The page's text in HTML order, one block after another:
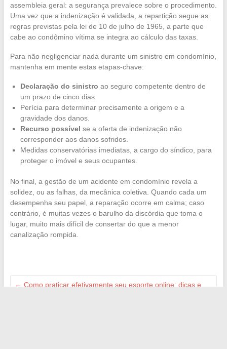
assembleia geral: a segurança prevalece sobre o procedimento.
Uma vez que a indenização é validada, a repartição segue as
regras previstas pela lei de 10 de julho de 1965, a parte que
cabe ao condômino vítima se integra ao cálculo das taxas.
Para não negligenciar nada durante um sinistro em condomínio,
mantenha em mente estas etapas-chave:
Declaração do sinistro ao seguro competente dentro de
um prazo de cinco dias.
Perícia para determinar precisamente a origem e a
gravidade dos danos.
Recurso possível se a oferta de indenização não
corresponder aos danos sofridos.
Medidas conservatórias imediatas, a cargo do síndico, para
proteger o imóvel e seus ocupantes.
No final, a gestão de um acidente em condomínio revela a
solidez, ou as falhas, da mecânica coletiva. Quando cada um
desempenha seu papel, a reparação ocorre em calma; caso
contrário, é muitas vezes o barulho da discórdia que toma o
lugar, muito mais difícil de consertar do que a menor
canalização rompida.
← Como praticar efetivamente seu esporte online: dicas e